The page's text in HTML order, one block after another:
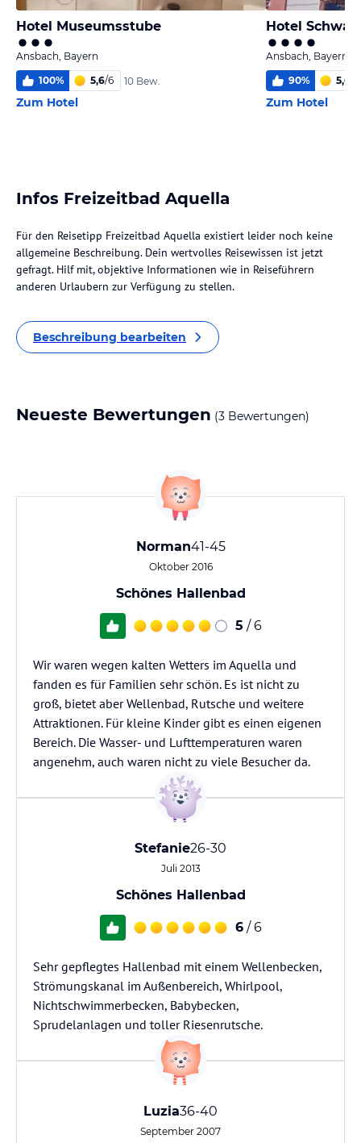
Hotel Museumsstube
Ansbach, Bayern
100% 5,6/6 10 Bew.
Zum Hotel
Hotel
Ansbach, Bayern
90% 5,6
Zum Hotel
Infos Freizeitbad Aquella
Für den Reisetipp Freizeitbad Aquella existiert leider noch keine
allgemeine Beschreibung. Dein wertvolles Reisewissen ist jetzt
gefragt. Hilf mit, objektive Informationen wie in Reiseführern
anderen Urlaubern zur Verfügung zu stellen.
Beschreibung bearbeiten
Neueste Bewertungen (3 Bewertungen)
Norman41-45
Oktober 2016
Schönes Hallenbad
5 / 6
Wir waren wegen kalten Wetters im Aquella und
fanden es für Familien sehr schön. Es ist nicht zu
groß, bietet aber Wellenbad, Rutsche und weitere
Attraktionen. Für kleine Kinder gibt es einen eigenen
Bereich. Die Wasser- und Lufttemperaturen waren
angenehm, auch waren nicht zu viele Besucher da.
Stefanie26-30
Juli 2013
Schönes Hallenbad
6 / 6
Sehr gepflegtes Hallenbad mit einem Wellenbecken,
Strömungskanal im Außenbereich, Whirlpool,
Nichtschwimmerbecken, Babybecken,
Sprudelanlagen und toller Riesenrutsche.
Luzia36-40
September 2007